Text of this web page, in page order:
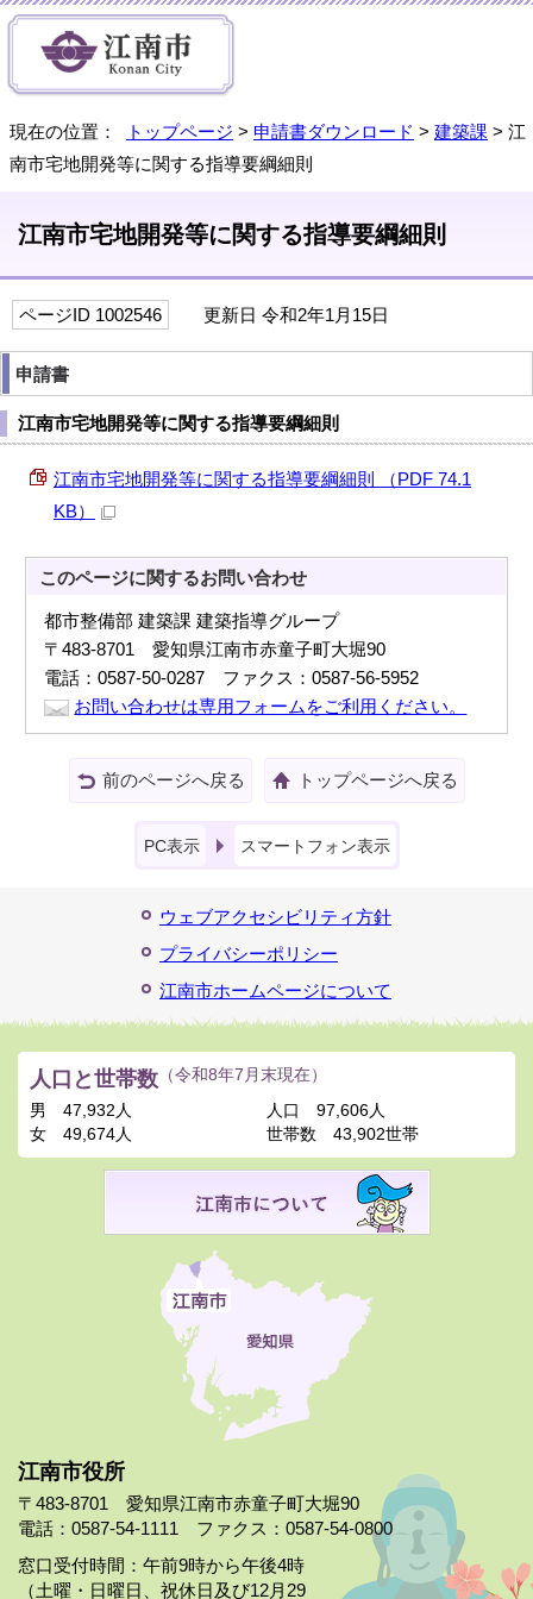
現在の位置： トップページ > 申請書ダウンロード > 建築課 > 江
南市宅地開発等に関する指導要綱細則
江南市宅地開発等に関する指導要綱細則
ページID 1002546 更新日 令和2年1月15日
申請書
江南市宅地開発等に関する指導要綱細則
江南市宅地開発等に関する指導要綱細則 （PDF 74.1
KB）
このページに関するお問い合わせ
都市整備部 建築課 建築指導グループ
〒483-8701 愛知県江南市赤童子町大堀90
電話：0587-50-0287 ファクス：0587-56-5952
お問い合わせは専用フォームをご利用ください。
前のページへ戻る トップページへ戻る
PC表示 スマートフォン表示
ウェブアクセシビリティ方針
プライバシーポリシー
江南市ホームページについて
江南市役所
〒483-8701 愛知県江南市赤童子町大堀90
電話：0587-54-1111 ファクス：0587-54-0800
窓口受付時間：午前9時から午後4時
（土曜・日曜日、祝休日及び12月29
人口と世帯数 （令和8年7月末現在）
男
47,932人
女
49,674人
人口
97,606人
世帯数
43,902世帯